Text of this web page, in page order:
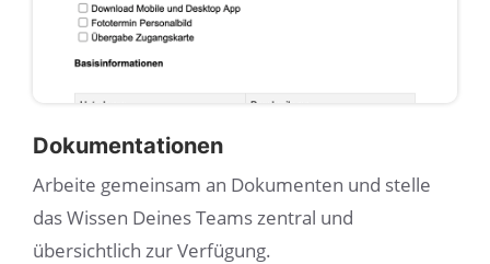
Dokumentationen
Arbeite gemeinsam an Dokumenten und stelle
das Wissen Deines Teams zentral und
übersichtlich zur Verfügung.